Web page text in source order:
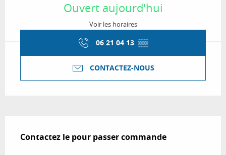
Ouvert aujourd'hui
Voir les horaires
06 21 04 13 ▒▒
CONTACTEZ-NOUS
Contactez le pour passer commande